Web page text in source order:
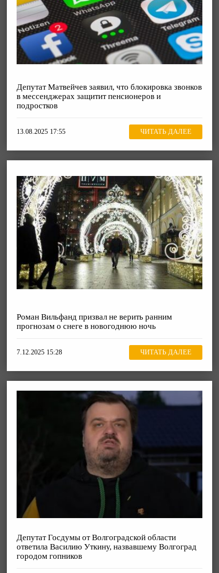
Депутат Матвейчев заявил, что блокировка звонков
в мессенджерах защитит пенсионеров и
подростков
13.08.2025 17:55 ЧИТАТЬ ДАЛЕЕ
Роман Вильфанд призвал не верить ранним
прогнозам о снеге в новогоднюю ночь
7.12.2025 15:28 ЧИТАТЬ ДАЛЕЕ
Депутат Госдумы от Волгоградской области
ответила Василию Уткину, назвавшему Волгоград
городом гопников